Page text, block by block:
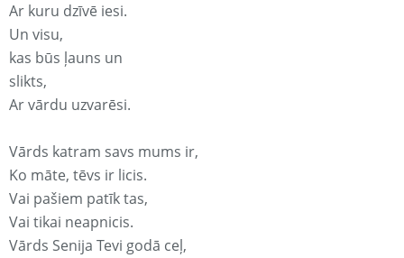
Ar kuru dzīvē iesi.
Un visu,
kas būs ļauns un
slikts,
Ar vārdu uzvarēsi.
Vārds katram savs mums ir,
Ko māte, tēvs ir licis.
Vai pašiem patīk tas,
Vai tikai neapnicis.
Vārds Senija Tevi godā ceļ,